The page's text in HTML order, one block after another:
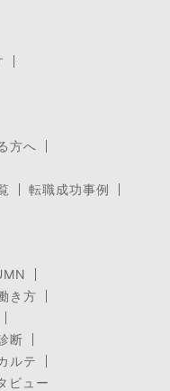
方へ
転職成功事例
き方
断
ルテ
ビュー